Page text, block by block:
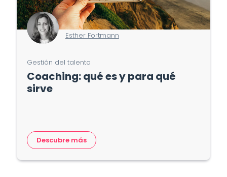
Esther Fortmann
Gestión del talento
Coaching: qué es y para qué
sirve
Descubre más